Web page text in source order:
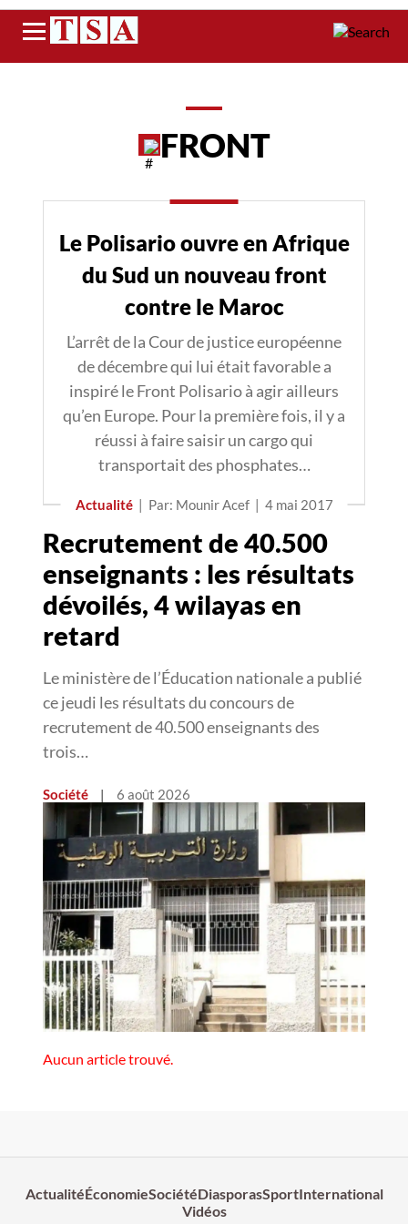
Menu
FRONT
Le Polisario ouvre en Afrique
du Sud un nouveau front
contre le Maroc
L’arrêt de la Cour de justice européenne
de décembre qui lui était favorable a
inspiré le Front Polisario à agir ailleurs
qu’en Europe. Pour la première fois, il y a
réussi à faire saisir un cargo qui
transportait des phosphates…
Actualité | Par: Mounir Acef | 4 mai 2017
Recrutement de 40.500
enseignants : les résultats
dévoilés, 4 wilayas en
retard
Le ministère de l’Éducation nationale a publié
ce jeudi les résultats du concours de
recrutement de 40.500 enseignants des
trois…
Société | 6 août 2026
Aucun article trouvé.
ActualitéÉconomieSociétéDiasporasSportInternational
Vidéos